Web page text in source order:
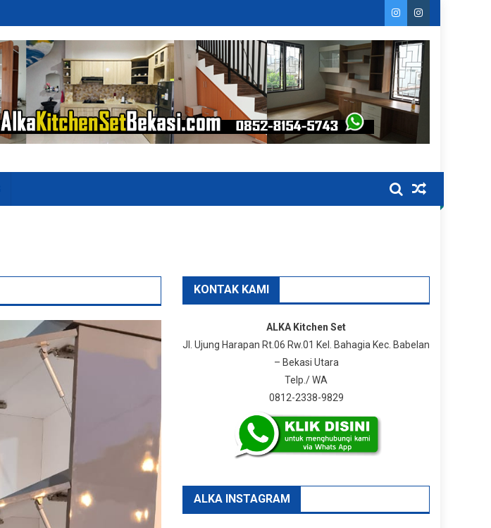
KONTAK KAMI
ALKA Kitchen Set
Jl. Ujung Harapan Rt.06 Rw.01 Kel. Bahagia Kec. Babelan
– Bekasi Utara
Telp./ WA
0812-2338-9829
ALKA INSTAGRAM